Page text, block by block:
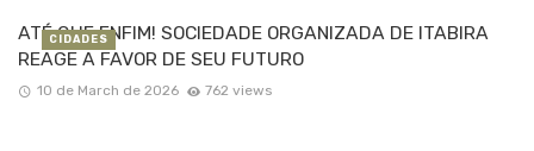
ATÉ QUE ENFIM! SOCIEDADE ORGANIZADA DE ITABIRA
REAGE A FAVOR DE SEU FUTURO
10 de March de 2026 762 views
CIDADES